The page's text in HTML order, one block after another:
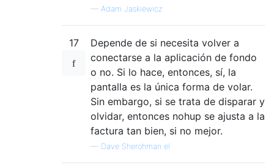
— Adam Jaskiewicz
17
Depende de si necesita volver a
conectarse a la aplicación de fondo
o no. Si lo hace, entonces, sí, la
pantalla es la única forma de volar.
Sin embargo, si se trata de disparar y
olvidar, entonces nohup se ajusta a la
factura tan bien, si no mejor.
— Dave Sherohman el